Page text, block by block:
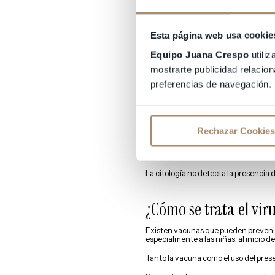
Esta página web usa
Equipo Juana Crespo
mostrarte publicidad
preferencias de
Rechazar Cookies
Existen diferentes virus del
Concretamente, los VPH 16 y 18 se
Muchas veces, la presencia de
El signo más evidente de la
Otros síntomas poco específicos
vaginal, sangrado con las
Ante la duda por estos síntomas o
La citología no detecta la presencia
¿Cómo se trata el
Existen vacunas que pueden
especialmente a las niñas, al inicio
Tanto la vacuna como el uso del